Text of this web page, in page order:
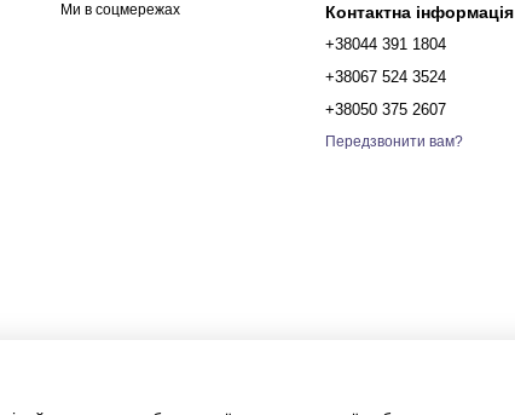
Ми в соцмережах Контактна інформація
+38044 391 1804
+38067 524 3524
+38050 375 2607
Передзвонити вам?